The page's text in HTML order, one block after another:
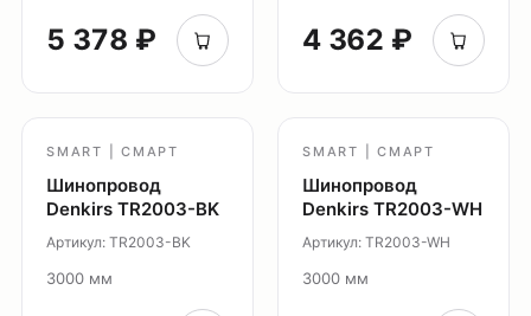
5 378 ₽ 4 362 ₽
SMART | СМАРТ
Шинопровод
Denkirs TR2003-BK
Артикул: TR2003-BK
3000 мм
SMART | СМАРТ
Шинопровод
Denkirs TR2003-WH
Артикул: TR2003-WH
3000 мм
Каталог
О нас
Партнерам
Главная
Видео
Светильники Flex